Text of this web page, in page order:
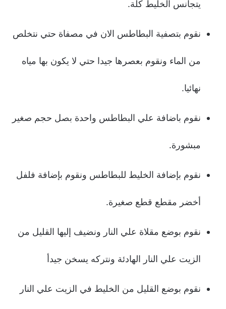
يتجانس الخليط كلة.
نقوم بتصفية البطاطس الان في مصفاة حتي نتخلص
من الماء ونقوم بعصرها جيدا حتي لا يكون بها مياه
نهائيا.
نقوم باضافة علي البطاطس واحدة بصل حجم صغير
مبشورة.
نقوم بإضافة الخليط للبطاطس ونقوم بإضافة فلفل
أخضر مقطع قطع صغيرة.
نقوم بوضع مقلاة علي النار ونضيف إليها القليل من
الزيت علي النار الهادئة ونتركه يسخن جيدأ
نقوم بوضع القليل من الخليط في الزيت علي النار